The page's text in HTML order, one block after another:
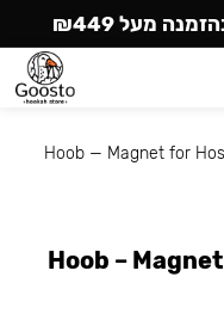
Hoob — Magnet for
Hoob –
מעל ₪449